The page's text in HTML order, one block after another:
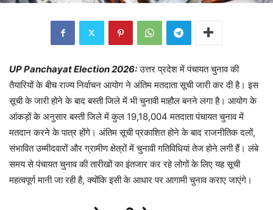
UP Panchayat Election 2026: उत्तर प्रदेश में पंचायत चुनाव की
तैयारियों के बीच राज्य निर्वाचन आयोग ने अंतिम मतदाता सूची जारी कर दी है। इस
सूची के जारी होने के बाद बस्ती जिले में भी चुनावी माहौल बनने लगा है। आयोग के
आंकड़ों के अनुसार बस्ती जिले में कुल 19,18,004 मतदाता पंचायत चुनाव में
मतदान करने के पात्र होंगे। अंतिम सूची प्रकाशित होने के बाद राजनीतिक दलों,
संभावित उम्मीदवारों और ग्रामीण क्षेत्रों में चुनावी गतिविधियां तेज होने लगी हैं। लंबे
समय से पंचायत चुनाव की तारीखों का इंतजार कर रहे लोगों के लिए यह सूची
महत्वपूर्ण मानी जा रही है, क्योंकि इसी के आधार पर आगामी चुनाव कराए जाएंगे।